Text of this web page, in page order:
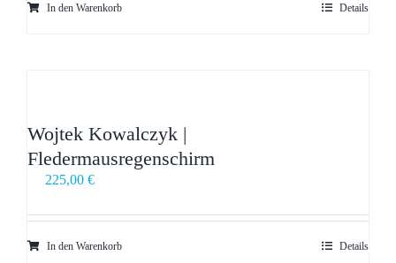
In den Warenkorb Details
Wojtek Kowalczyk |
Fledermausregenschirm
225,00 €
In den Warenkorb Details